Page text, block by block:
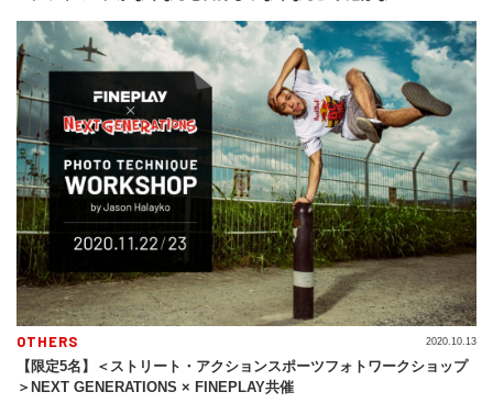
OTHERS
【限定5名】＜ストリート・アクションスポーツフォトワークショップ
＞NEXT GENERATIONS × FINEPLAY共催
2020.10.13